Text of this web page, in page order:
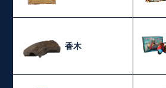
香木